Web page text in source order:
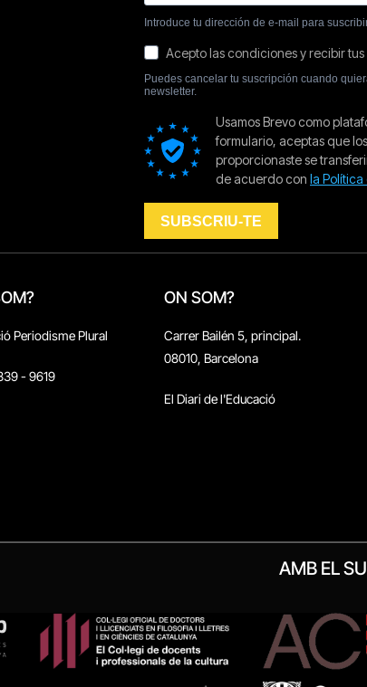
Periodisme Plural
- 9619
ON SOM?
Carrer Bailén 5, principal.
08010, Barcelona
El Diari de l'Educació
AMB EL